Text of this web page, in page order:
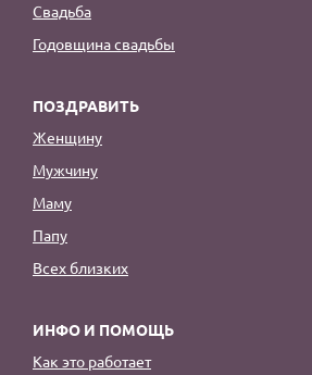
Свадьба
Годовщина свадьбы
ПОЗДРАВИТЬ
Женщину
Мужчину
Маму
Папу
Всех близких
ИНФО И ПОМОЩЬ
Как это работает